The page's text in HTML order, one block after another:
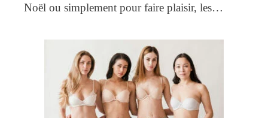
Noël ou simplement pour faire plaisir, les…